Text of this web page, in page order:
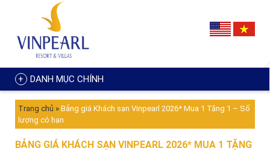
DANH MỤC CHÍNH
Trang chủ » Bảng giá Khách sạn Vinpearl 2026* Mua 1 Tặng 1 – Số
lượng có hạn
BẢNG GIÁ KHÁCH SẠN VINPEARL 2026* MUA 1 TẶNG